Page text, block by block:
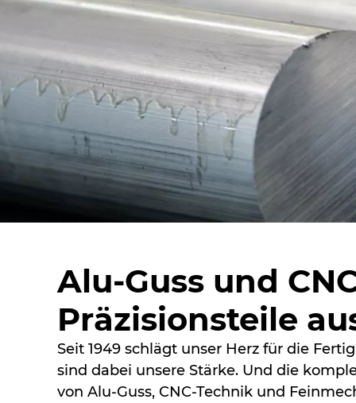
Alu-Guss und
Präzisionsteile
Seit 1949 schlägt unser Herz für die
sind dabei unsere Stärke. Und die
von Alu-Guss, CNC-Technik und